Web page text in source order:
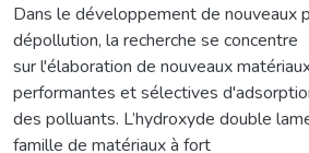
Dans le développement de nouveaux
dépollution, la recherche se concentre
sur l'élaboration de nouveaux
performantes et sélectives
des polluants. L’hydroxyde double
famille de matériaux à fort